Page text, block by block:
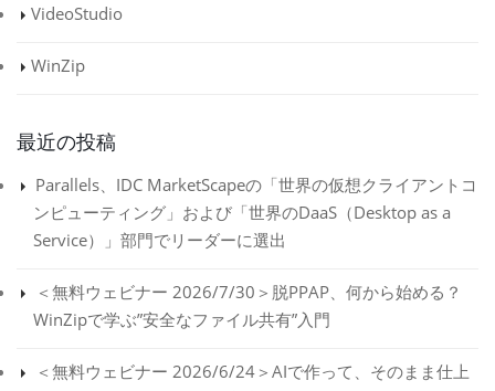
VideoStudio
WinZip
最近の投稿
Parallels、IDC MarketScapeの「世界の仮想クライアントコ
ンピューティング」および「世界のDaaS（Desktop as a
Service）」部門でリーダーに選出
＜無料ウェビナー 2026/7/30＞脱PPAP、何から始める？
WinZipで学ぶ”安全なファイル共有”入門
＜無料ウェビナー 2026/6/24＞AIで作って、そのまま仕上